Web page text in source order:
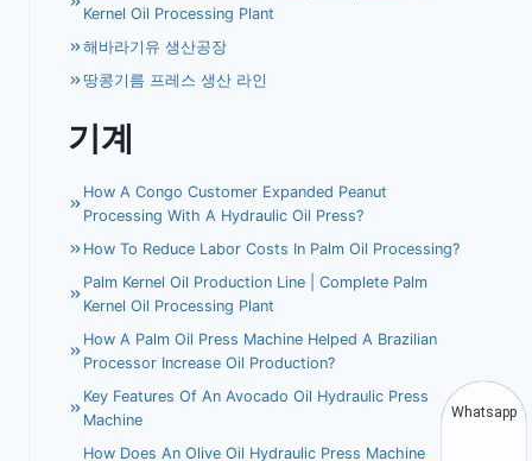
Kernel Oil Processing Plant
해바라기유 생산공장
땅콩기름 프레스 생산 라인
기계
How A Congo Customer Expanded Peanut
Processing With A Hydraulic Oil Press?
How To Reduce Labor Costs In Palm Oil Processing?
Palm Kernel Oil Production Line | Complete Palm
Kernel Oil Processing Plant
How A Palm Oil Press Machine Helped A Brazilian
Processor Increase Oil Production?
Key Features Of An Avocado Oil Hydraulic Press
Machine
How Does An Olive Oil Hydraulic Press Machine
Whatsapp